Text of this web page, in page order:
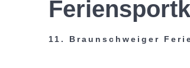
11. Braunschweiger